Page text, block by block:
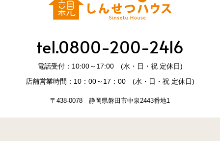
tel.0800-200-2416
電話受付：10:00～17:00 (水・日・祝 定休日)
店舗営業時間：10：00～17：00 (水・日・祝 定休日)
〒438-0078 静岡県磐田市中泉2443番地1